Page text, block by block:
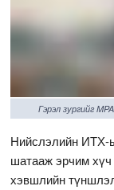
Гэрэл зургийг
Нийслэлийн ИТХ-
шатааж эрчим хүч
хэвшлийн